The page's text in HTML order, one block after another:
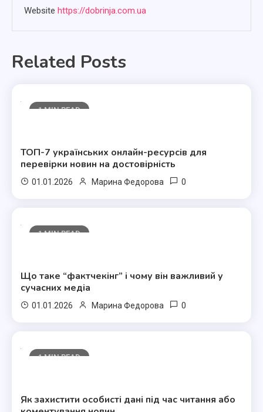
Website https://dobrinja.com.ua
Related Posts
1 MIN READ
ТОП-7 українських онлайн-ресурсів для
перевірки новин на достовірність
01.01.2026 Марина Федорова 0
1 MIN READ
Що таке “фактчекінг” і чому він важливий у
сучасних медіа
01.01.2026 Марина Федорова 0
1 MIN READ
Як захистити особисті дані під час читання або